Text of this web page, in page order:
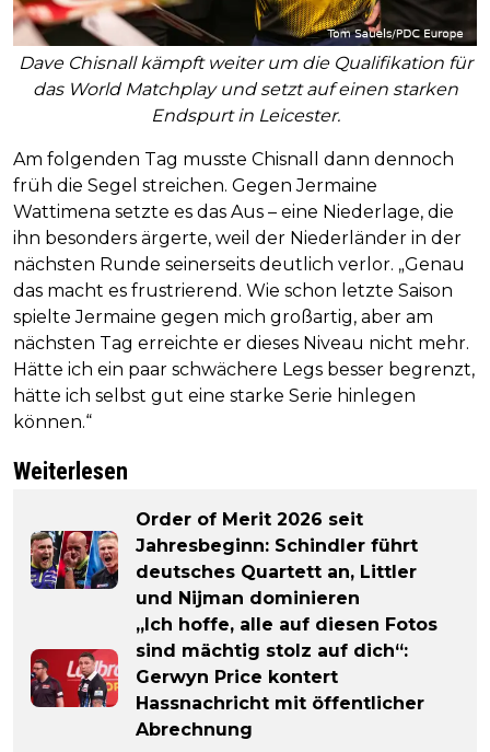
Dave Chisnall kämpft weiter um die Qualifikation für
das World Matchplay und setzt auf einen starken
Endspurt in Leicester.
Am folgenden Tag musste Chisnall dann dennoch
früh die Segel streichen. Gegen Jermaine
Wattimena setzte es das Aus – eine Niederlage, die
ihn besonders ärgerte, weil der Niederländer in der
nächsten Runde seinerseits deutlich verlor. „Genau
das macht es frustrierend. Wie schon letzte Saison
spielte Jermaine gegen mich großartig, aber am
nächsten Tag erreichte er dieses Niveau nicht mehr.
Hätte ich ein paar schwächere Legs besser begrenzt,
hätte ich selbst gut eine starke Serie hinlegen
können.“
Weiterlesen
Order of Merit 2026 seit
Jahresbeginn: Schindler führt
deutsches Quartett an, Littler
und Nijman dominieren
„Ich hoffe, alle auf diesen Fotos
sind mächtig stolz auf dich“:
Gerwyn Price kontert
Hassnachricht mit öffentlicher
Abrechnung